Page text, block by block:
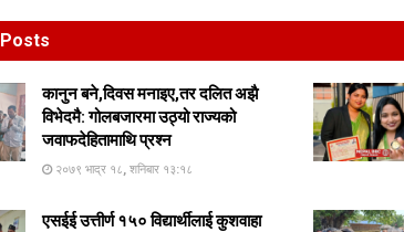
Posts
कानुन बने,दिवस मनाइए,तर दलित अझै
विभेदमै: गोलबजारमा उठ्यो राज्यको
जवाफदेहितामाथि प्रश्न
२०७९ भाद्र १८, शनिबार १३:१८
एसईई उत्तीर्ण १५० विद्यार्थीलाई कुशवाहा